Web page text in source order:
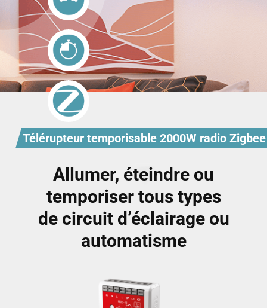
Télérupteur temporisable 2000W radio Zigbee
Allumer, éteindre ou
temporiser tous types
de circuit d’éclairage ou
automatisme